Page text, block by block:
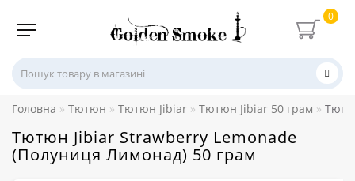
0
Головна Тютюн Тютюн Jibiar Тютюн Jibiar 50 грам
Тютюн Jibiar Strawberry Lemonade
(Полуниця Лимонад) 50 грам